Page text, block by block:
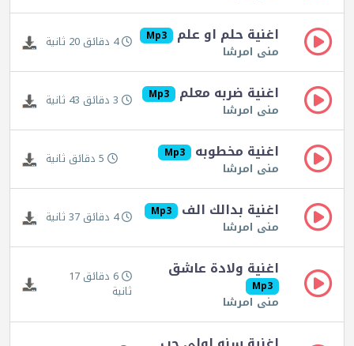
اغنية حلم او علم Mp3
منى امرشا 4 دقائق 20 ثانية
اغنية ضربه معلم Mp3
منى امرشا 3 دقائق 43 ثانية
اغنية مخطوبه Mp3
منى امرشا 5 دقائق ثانية
اغنية بدالك الف Mp3
منى امرشا 4 دقائق 37 ثانية
اغنية ولادة عاشق
Mp3
منى امرشا
6 دقائق 17
ثانية